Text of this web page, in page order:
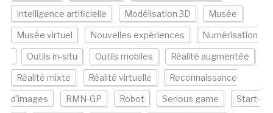
Intelligence artificielle Modélisation 3D Musée
Musée virtuel Nouvelles expériences Numérisation
Outils in-situ Outils mobiles Réalité augmentée
Réalité mixte Réalité virtuelle Reconnaissance
d'images RMN-GP Robot Serious game Start-